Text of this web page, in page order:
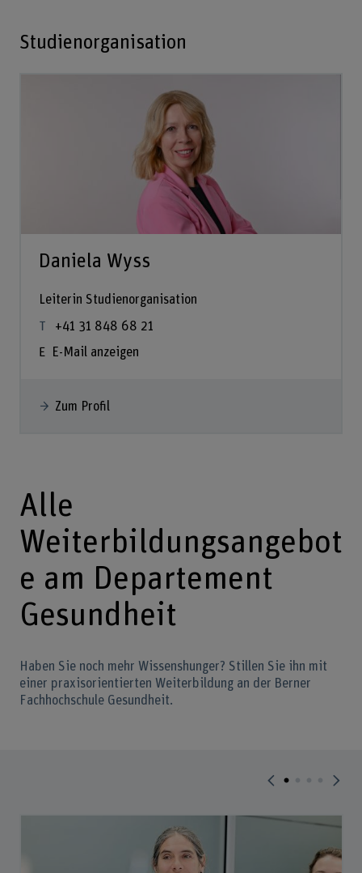
Studienorganisation
Daniela Wyss
Leiterin Studienorganisation
+41 31 848 68 21
E-Mail anzeigen
Zum Profil
Alle
Weiterbildungsangebot
e am Departement
Gesundheit
Haben Sie noch mehr Wissenshunger? Stillen Sie ihn mit
einer praxisorientierten Weiterbildung an der Berner
Fachhochschule Gesundheit.